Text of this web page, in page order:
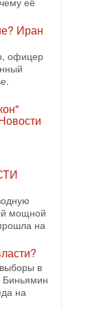
на этот
не
автор
о
Иран
офицер
мощной
на
в
Биньямин
на